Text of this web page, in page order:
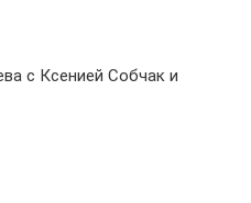
с Ксенией Собчак и